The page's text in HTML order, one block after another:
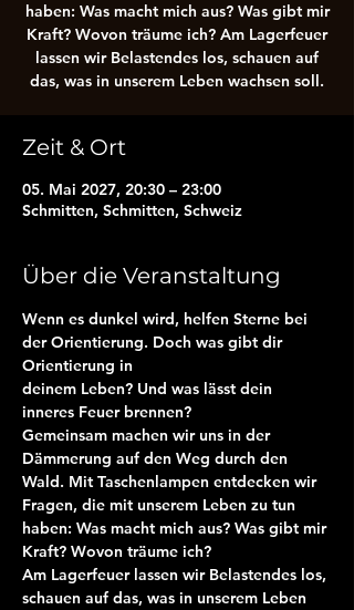
haben: Was macht mich aus? Was gibt mir
Kraft? Wovon träume ich? Am Lagerfeuer
lassen wir Belastendes los, schauen auf
das, was in unserem Leben wachsen soll.
Zeit & Ort
05. Mai 2027, 20:30 – 23:00
Schmitten, Schmitten, Schweiz
Über die Veranstaltung
Wenn es dunkel wird, helfen Sterne bei
der Orientierung. Doch was gibt dir
Orientierung in
deinem Leben? Und was lässt dein
inneres Feuer brennen?
Gemeinsam machen wir uns in der
Dämmerung auf den Weg durch den
Wald. Mit Taschenlampen entdecken wir
Fragen, die mit unserem Leben zu tun
haben: Was macht mich aus? Was gibt mir
Kraft? Wovon träume ich?
Am Lagerfeuer lassen wir Belastendes los,
schauen auf das, was in unserem Leben